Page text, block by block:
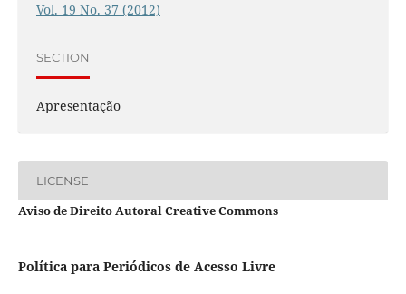
Vol. 19 No. 37 (2012)
SECTION
Apresentação
LICENSE
Aviso de Direito Autoral Creative Commons
Política para Periódicos de Acesso Livre